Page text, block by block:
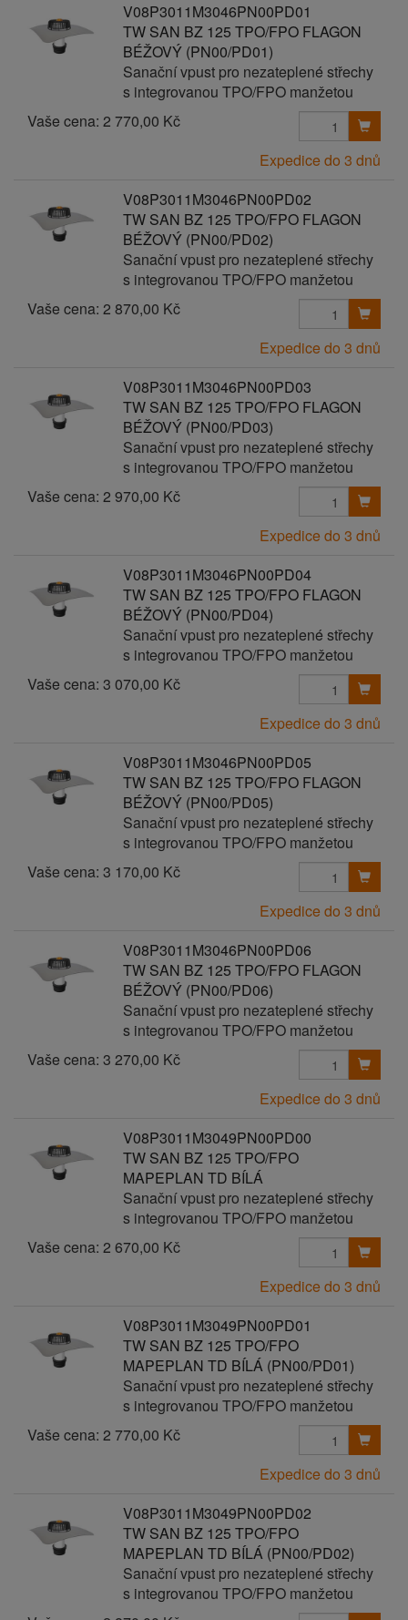
V08P3011M3046PN00PD01
TW SAN BZ 125 TPO/FPO FLAGON
BÉŽOVÝ (PN00/PD01)
Sanační vpust pro nezateplené střechy
s integrovanou TPO/FPO manžetou
Vaše cena: 2 770,00 Kč
Expedice do 3 dnů
V08P3011M3046PN00PD02
TW SAN BZ 125 TPO/FPO FLAGON
BÉŽOVÝ (PN00/PD02)
Sanační vpust pro nezateplené střechy
s integrovanou TPO/FPO manžetou
Vaše cena: 2 870,00 Kč
Expedice do 3 dnů
V08P3011M3046PN00PD03
TW SAN BZ 125 TPO/FPO FLAGON
BÉŽOVÝ (PN00/PD03)
Sanační vpust pro nezateplené střechy
s integrovanou TPO/FPO manžetou
Vaše cena: 2 970,00 Kč
Expedice do 3 dnů
V08P3011M3046PN00PD04
TW SAN BZ 125 TPO/FPO FLAGON
BÉŽOVÝ (PN00/PD04)
Sanační vpust pro nezateplené střechy
s integrovanou TPO/FPO manžetou
Vaše cena: 3 070,00 Kč
Expedice do 3 dnů
V08P3011M3046PN00PD05
TW SAN BZ 125 TPO/FPO FLAGON
BÉŽOVÝ (PN00/PD05)
Sanační vpust pro nezateplené střechy
s integrovanou TPO/FPO manžetou
Vaše cena: 3 170,00 Kč
Expedice do 3 dnů
V08P3011M3046PN00PD06
TW SAN BZ 125 TPO/FPO FLAGON
BÉŽOVÝ (PN00/PD06)
Sanační vpust pro nezateplené střechy
s integrovanou TPO/FPO manžetou
Vaše cena: 3 270,00 Kč
Expedice do 3 dnů
V08P3011M3049PN00PD00
TW SAN BZ 125 TPO/FPO
MAPEPLAN TD BÍLÁ
Sanační vpust pro nezateplené střechy
s integrovanou TPO/FPO manžetou
Vaše cena: 2 670,00 Kč
Expedice do 3 dnů
V08P3011M3049PN00PD01
TW SAN BZ 125 TPO/FPO
MAPEPLAN TD BÍLÁ (PN00/PD01)
Sanační vpust pro nezateplené střechy
s integrovanou TPO/FPO manžetou
Vaše cena: 2 770,00 Kč
Expedice do 3 dnů
V08P3011M3049PN00PD02
TW SAN BZ 125 TPO/FPO
MAPEPLAN TD BÍLÁ (PN00/PD02)
Sanační vpust pro nezateplené střechy
s integrovanou TPO/FPO manžetou